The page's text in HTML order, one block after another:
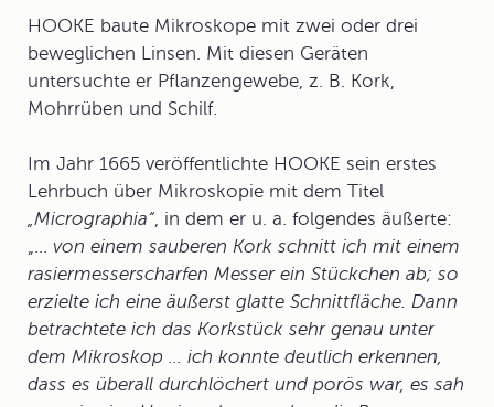
HOOKE baute Mikroskope mit zwei oder drei
beweglichen Linsen. Mit diesen Geräten
untersuchte er Pflanzengewebe, z. B. Kork,
Mohrrüben und Schilf.
Im Jahr 1665 veröffentlichte HOOKE sein erstes
Lehrbuch über Mikroskopie mit dem Titel
„Micrographia“, in dem er u. a. folgendes äußerte:
„... von einem sauberen Kork schnitt ich mit einem
rasiermesserscharfen Messer ein Stückchen ab; so
erzielte ich eine äußerst glatte Schnittfläche. Dann
betrachtete ich das Korkstück sehr genau unter
dem Mikroskop ... ich konnte deutlich erkennen,
dass es überall durchlöchert und porös war, es sah